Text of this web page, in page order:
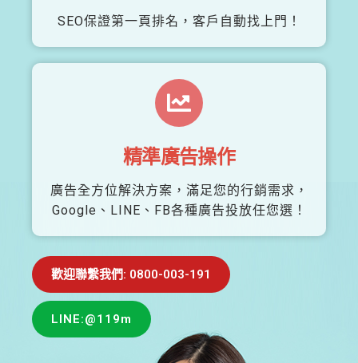
SEO保證第一頁排名，客戶自動找上門！
精準廣告操作
廣告全方位解決方案，滿足您的行銷需求，
Google、LINE、FB各種廣告投放任您選！
歡迎聯繫我們: 0800-003-191
LINE:@119m